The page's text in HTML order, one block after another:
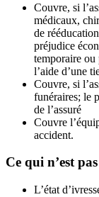
Couvre, si
médicaux,
de
préjudice
temporaire ou
l’aide d’une
Couvre, si
funéraires; le
de l’assuré
Couvre
accident.
Ce qui n’est
L’état